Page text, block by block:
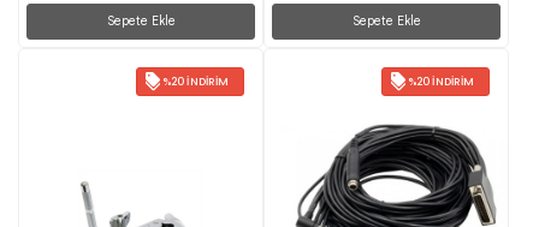
Sepete Ekle Sepete Ekle
%20 İNDIRIM %20 İNDIRIM